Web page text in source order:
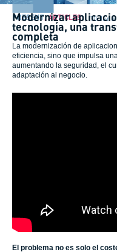
PRESENT,ARTICLES 10 June
Modernizar
tecnología, una
completa
La modernización de
eficiencia, sino que impulsa
aumentando la seguridad, el
adaptación al negocio.
El problema no es solo el